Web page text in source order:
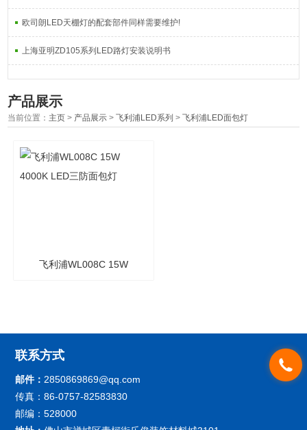
欧司朗LED天棚灯的配套部件同样需要维护!
上海亚明ZD105系列LED路灯安装说明书
产品展示
当前位置： 主页 > 产品展示 >飞利浦LED系列 >飞利浦LED面包灯
飞利浦WL008C 15W
联系方式
邮件： 2850869869@qq.com
传真：86-0757-82583830
邮编：528000